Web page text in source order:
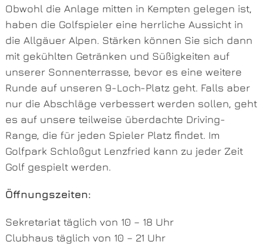
Obwohl die Anlage mitten in Kempten gelegen ist,
haben die Golfspieler eine herrliche Aussicht in
die Allgäuer Alpen. Stärken können Sie sich dann
mit gekühlten Getränken und Süßigkeiten auf
unserer Sonnenterrasse, bevor es eine weitere
Runde auf unseren 9-Loch-Platz geht. Falls aber
nur die Abschläge verbessert werden sollen, geht
es auf unsere teilweise überdachte Driving-
Range, die für jeden Spieler Platz findet. Im
Golfpark Schloßgut Lenzfried kann zu jeder Zeit
Golf gespielt werden.
Öffnungszeiten:
Sekretariat täglich von 10 – 18 Uhr
Clubhaus täglich von 10 – 21 Uhr